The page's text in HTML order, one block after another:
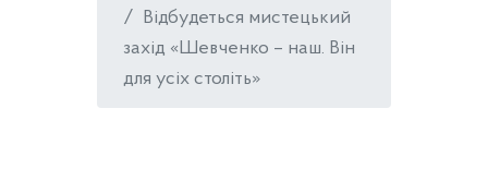
Відбудеться мистецький
захід «Шевченко – наш. Він
для усіх століть»